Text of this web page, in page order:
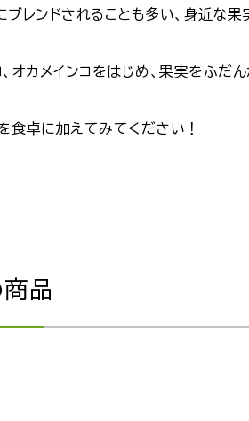
ブレンドされることも多い、身近な果
、オカメインコをはじめ、果実をふだ
食卓に加えてみてください！
品